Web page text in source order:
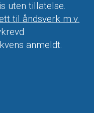
uten tillatelse.
til åndsverk m.v.
anmeldt.